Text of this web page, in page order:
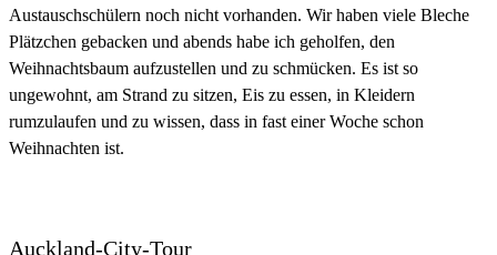
Austauschschülern noch nicht vorhanden. Wir haben viele Bleche
Plätzchen gebacken und abends habe ich geholfen, den
Weihnachtsbaum aufzustellen und zu schmücken. Es ist so
ungewohnt, am Strand zu sitzen, Eis zu essen, in Kleidern
rumzulaufen und zu wissen, dass in fast einer Woche schon
Weihnachten ist.
Auckland-City-Tour